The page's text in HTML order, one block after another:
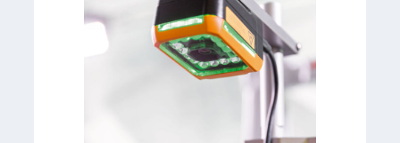
H
a
i
u
t
F